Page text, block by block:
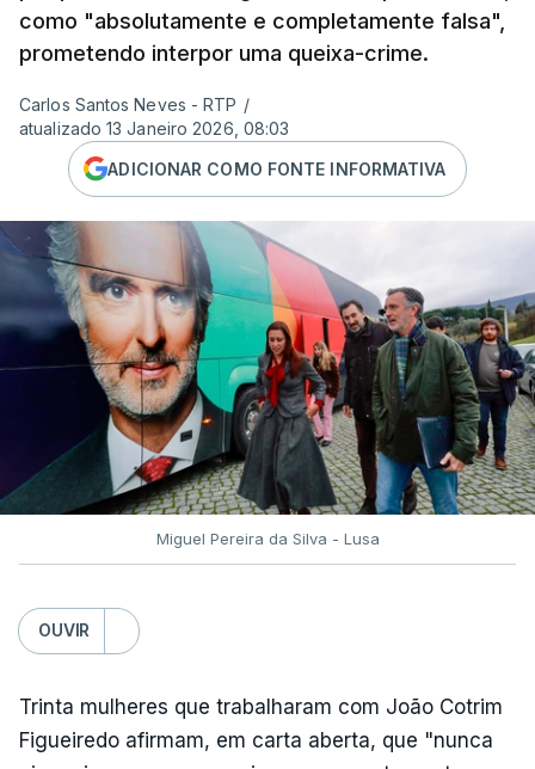
como "absolutamente e completamente falsa",
prometendo interpor uma queixa-crime.
Carlos Santos Neves - RTP /
atualizado 13 Janeiro 2026, 08:03
ADICIONAR COMO FONTE INFORMATIVA
Miguel Pereira da Silva - Lusa
OUVIR
Trinta mulheres que trabalharam com João Cotrim
Figueiredo afirmam, em carta aberta, que "nunca